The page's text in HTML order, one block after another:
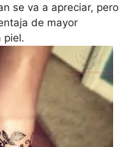
se va a apreciar, pero
de mayor
piel.